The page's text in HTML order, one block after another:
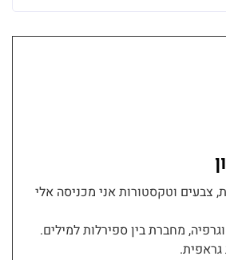
צבעים וטקסטורות אני מכניסה אלי
מחברת בין ספירלות למילים.